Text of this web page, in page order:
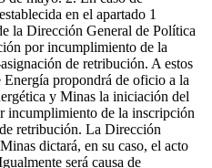
en el apartado 1
la Dirección General de Política
por incumplimiento de la
de retribución. A estos
propondrá de oficio a la
y Minas la iniciación del
incumplimiento de la inscripción
retribución. La Dirección
dictará, en su caso, el acto
será causa de